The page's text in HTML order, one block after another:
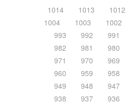
1014
1013 1012
1004
1003 1002
993
992 991
982
981 980
971
970 969
960
959 958
949
948 947
938
937 936